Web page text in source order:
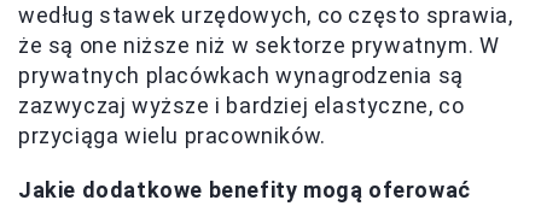
według stawek urzędowych, co często sprawia,
że są one niższe niż w sektorze prywatnym. W
prywatnych placówkach wynagrodzenia są
zazwyczaj wyższe i bardziej elastyczne, co
przyciąga wielu pracowników.
Jakie dodatkowe benefity mogą oferować